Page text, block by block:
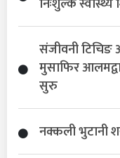
निःशुल्क स्वास्थ्य
संजीवनी टिचिङ
मुसाफिर
सुरु
नक्कली भुटानी